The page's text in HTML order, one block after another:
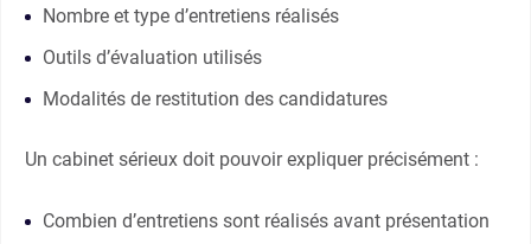
Nombre et type d’entretiens réalisés
Outils d’évaluation utilisés
Modalités de restitution des candidatures
Un cabinet sérieux doit pouvoir expliquer précisément :
Combien d’entretiens sont réalisés avant présentation